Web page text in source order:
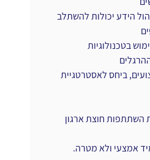
הידע יכולות להשתלב
בטכנולוגיות
ביחס לאסטרטגיית
חוצת ארגון
אמצעי ולא מטרה.